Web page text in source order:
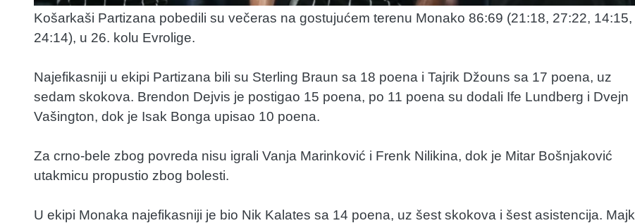
Košarkaši Partizana pobedili su večeras na gostujućem terenu Monako 86:69 (21:18, 27:22, 14:15,
24:14), u 26. kolu Evrolige.
Najefikasniji u ekipi Partizana bili su Sterling Braun sa 18 poena i Tajrik Džouns sa 17 poena, uz
sedam skokova. Brendon Dejvis je postigao 15 poena, po 11 poena su dodali Ife Lundberg i Dvejn
Vašington, dok je Isak Bonga upisao 10 poena.
Za crno-bele zbog povreda nisu igrali Vanja Marinković i Frenk Nilikina, dok je Mitar Bošnjaković
utakmicu propustio zbog bolesti.
U ekipi Monaka najefikasniji je bio Nik Kalates sa 14 poena, uz šest skokova i šest asistencija. Majk